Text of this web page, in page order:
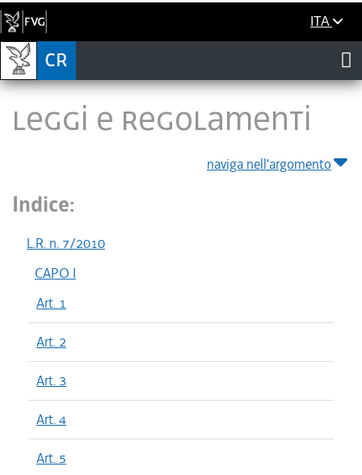
ITA
LEGGI E REGOLAMENTI
naviga nell'argomento
Indice:
L.R. n. 7/2010
CAPO I
Art. 1
Art. 2
Art. 3
Art. 4
Art. 5